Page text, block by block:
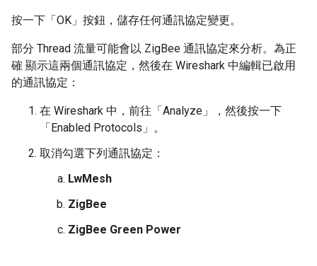
按一下「OK」 按鈕，儲存任何通訊協定變更。
部分 Thread 流量可能會以 ZigBee 通訊協定來分析。為正
確 顯示這兩個通訊協定，然後在 Wireshark 中編輯已啟用
的通訊協定：
在 Wireshark 中，前往「Analyze」
，然後按一下
「Enabled Protocols」 。
取消勾選下列通訊協定：
LwMesh
ZigBee
ZigBee Green Power